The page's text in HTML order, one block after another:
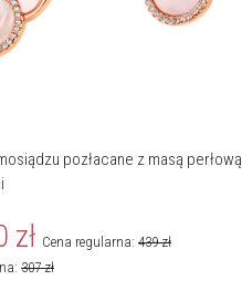
pozłacane z masą perłową
zł Cena regularna: 439 zł
307 zł